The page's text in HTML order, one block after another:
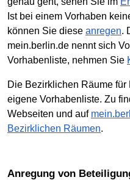
Ist bei einem Vorhaben
können Sie diese anregen.
mein.berlin.de nennt sich
Vorhabenliste, nehmen Sie
Die Bezirklichen Räume
eigene Vorhabenliste. Zu
Webseiten und auf
Bezirklichen Räumen.
Anregung von